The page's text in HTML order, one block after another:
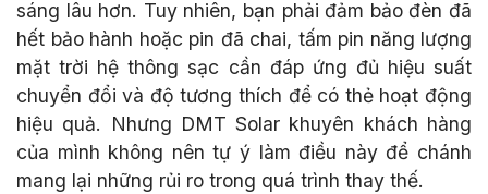
sáng lâu hơn. Tuy nhiên, bạn phải đảm bảo đèn đã
hết bảo hành hoặc pin đã chai, tấm pin năng lượng
mặt trời hệ thông sạc cần đáp ứng đủ hiệu suất
chuyển đổi và độ tương thích để có thẻ hoạt động
hiệu quả. Nhưng DMT Solar khuyên khách hàng
của mình không nên tự ý làm điều này để chánh
mang lại những rủi ro trong quá trình thay thế.